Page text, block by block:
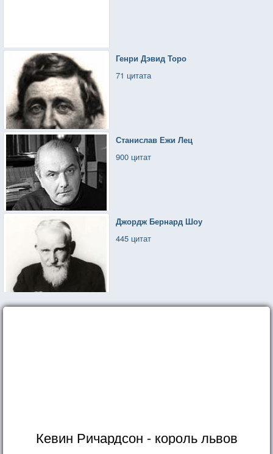
Генри Дэвид Торо
71 цитата
Станислав Ежи Лец
900 цитат
Джордж Бернард Шоу
445 цитат
Кевин Ричардсон - король львов